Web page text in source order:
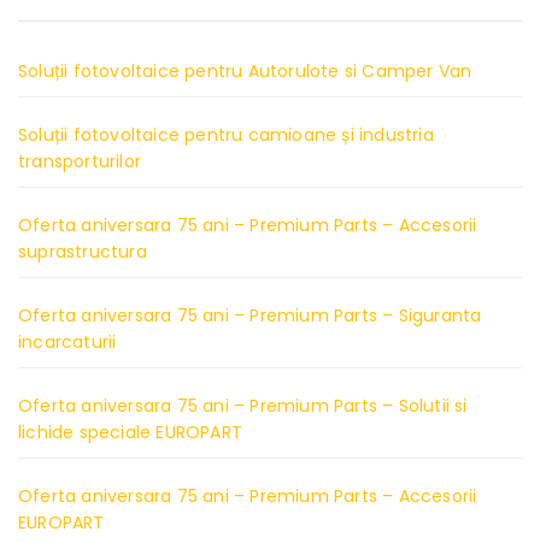
Soluții fotovoltaice pentru Autorulote si Camper Van
Soluții fotovoltaice pentru camioane și industria
transporturilor
Oferta aniversara 75 ani – Premium Parts – Accesorii
suprastructura
Oferta aniversara 75 ani – Premium Parts – Siguranta
incarcaturii
Oferta aniversara 75 ani – Premium Parts – Solutii si
lichide speciale EUROPART
Oferta aniversara 75 ani – Premium Parts – Accesorii
EUROPART